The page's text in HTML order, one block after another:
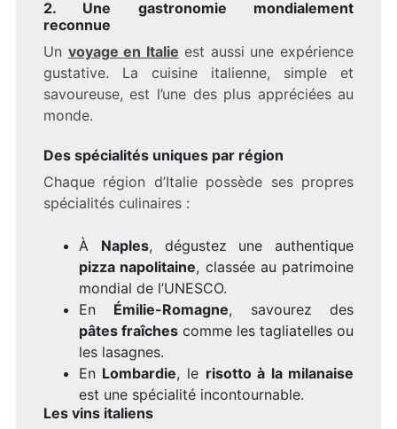
2. Une gastronomie mondialement
reconnue
Un voyage en Italie est aussi une expérience
gustative. La cuisine italienne, simple et
savoureuse, est l’une des plus appréciées au
monde.
Des spécialités uniques par région
Chaque région d’Italie possède ses propres
spécialités culinaires :
À Naples, dégustez une authentique
pizza napolitaine, classée au patrimoine
mondial de l’UNESCO.
En Émilie-Romagne, savourez des
pâtes fraîchescomme les tagliatelles ou
les lasagnes.
En Lombardie, le risotto à la milanaise
est une spécialité incontournable.
Les vins italiens